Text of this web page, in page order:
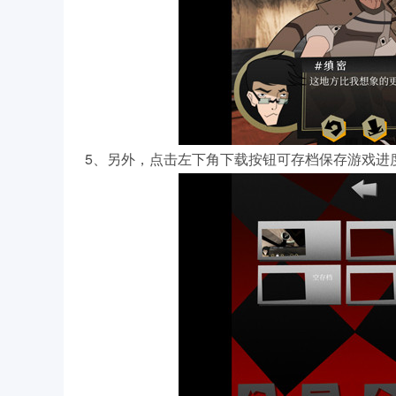
5、另外，点击左下角下载按钮可存档保存游戏进